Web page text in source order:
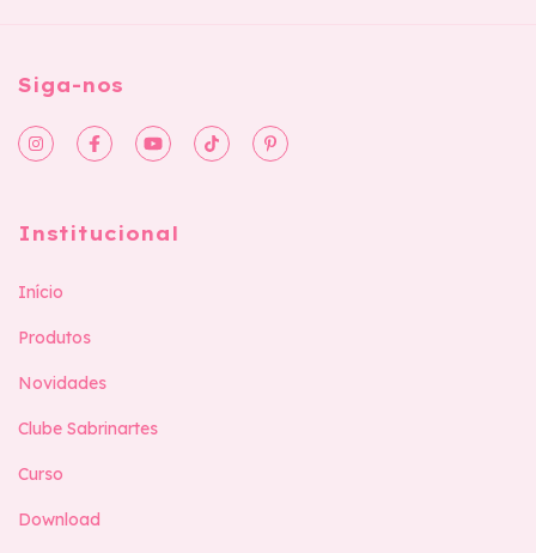
Siga-nos
Institucional
Início
Produtos
Novidades
Clube Sabrinartes
Curso
Download